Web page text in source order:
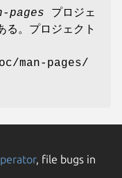
pages プロジェ
。プロジェクト
man-pages/
, file bugs in